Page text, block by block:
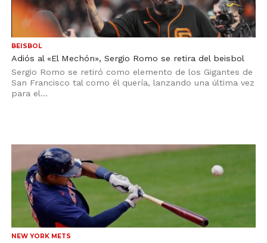
BEISBOL
Adiós al «El Mechón», Sergio Romo se retira del beisbol
Sergio Romo se retiró como elemento de los Gigantes de
San Francisco tal como él quería, lanzando una última vez
para el...
NEW YORK METS